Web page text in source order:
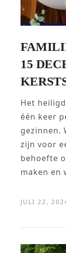
15
Het
één keer
gezinnen.
zijn voor
behoefte
maken en
JULI 22,